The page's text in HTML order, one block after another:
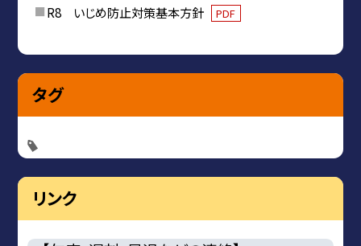
R8 いじめ防止対策基本方針 PDF
タグ
リンク